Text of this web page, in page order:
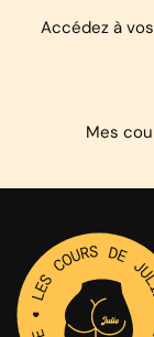
Accédez à
Mes